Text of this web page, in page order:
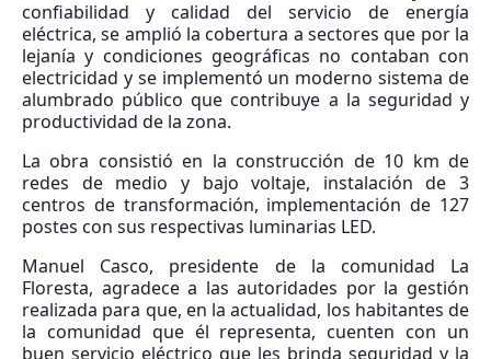
confiabilidad y calidad del servicio de energía
eléctrica, se amplió la cobertura a sectores que por la
lejanía y condiciones geográficas no contaban con
electricidad y se implementó un moderno sistema de
alumbrado público que contribuye a la seguridad y
productividad de la zona.
La obra consistió en la construcción de 10 km de
redes de medio y bajo voltaje, instalación de 3
centros de transformación, implementación de 127
postes con sus respectivas luminarias LED.
Manuel Casco, presidente de la comunidad La
Floresta, agradece a las autoridades por la gestión
realizada para que, en la actualidad, los habitantes de
la comunidad que él representa, cuenten con un
buen servicio eléctrico que les brinda seguridad y la